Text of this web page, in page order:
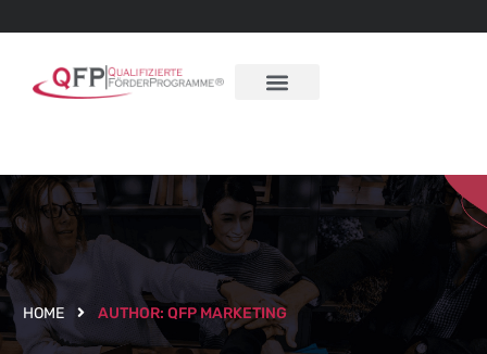
HOME AUTHOR: QFP MARKETING